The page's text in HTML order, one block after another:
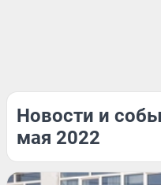
Новости и
мая 2022